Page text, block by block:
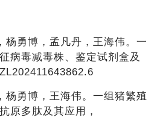
杨勇博，孟凡丹，王海伟。一
病毒减毒株、鉴定试剂盒及
杨勇博，王海伟。一组猪繁殖
原多肽及其应用，